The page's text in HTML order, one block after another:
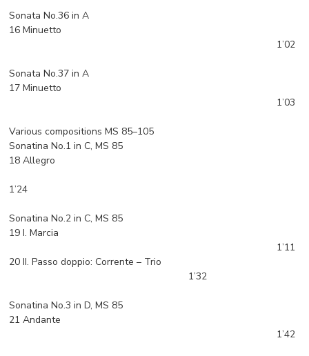
Sonata No.36 in A
16 Minuetto
1’02
Sonata No.37 in A
17 Minuetto
1’03
Various compositions MS 85–105
Sonatina No.1 in C, MS 85
18 Allegro
1’24
Sonatina No.2 in C, MS 85
19 I. Marcia
1’11
20 II. Passo doppio: Corrente – Trio
1’32
Sonatina No.3 in D, MS 85
21 Andante
1’42